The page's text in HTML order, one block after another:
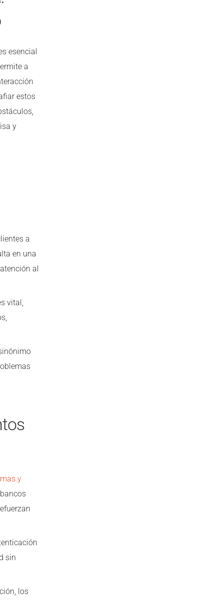
esencial
a
estos
y
a
en una
al
vital,
y
sin
los